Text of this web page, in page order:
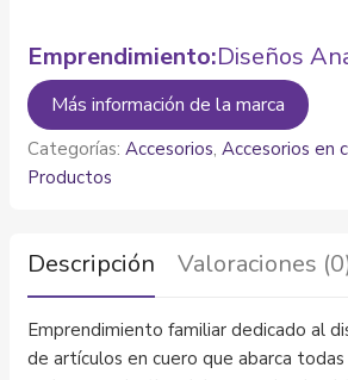
Emprendimiento:Diseños
Más información de la marca
Categorías: Accesorios, Accesorios en
Productos
Descripción Valoraciones
Emprendimiento familiar dedicado al
de artículos en cuero que abarca